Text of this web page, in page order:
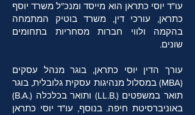
עו"ד יוסי כתראן הוא מייסד ומנכ"ל משרד יוסף
כתראן, עורכי דין, משרד בוטיק המתמחה
בהקמה ולווי חברות מסחריות בתחומים
שונים.
עורך הדין יוסי כתראן, בוגר מנהל עסקים
(MBA) במסלול מנהיגות עסקית גלובלית, בוגר
תואר במשפטים (.LL.B) ותואר בכלכלה (.B.A)
באוניברסיטת חיפה. בנוסף, עו"ד יוסי כתראן